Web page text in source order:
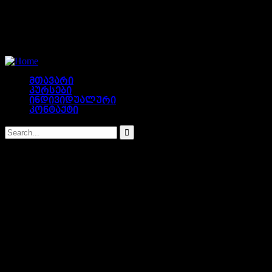
მთავარი
კურსები
ინდივიდუალური
კონტაქტი